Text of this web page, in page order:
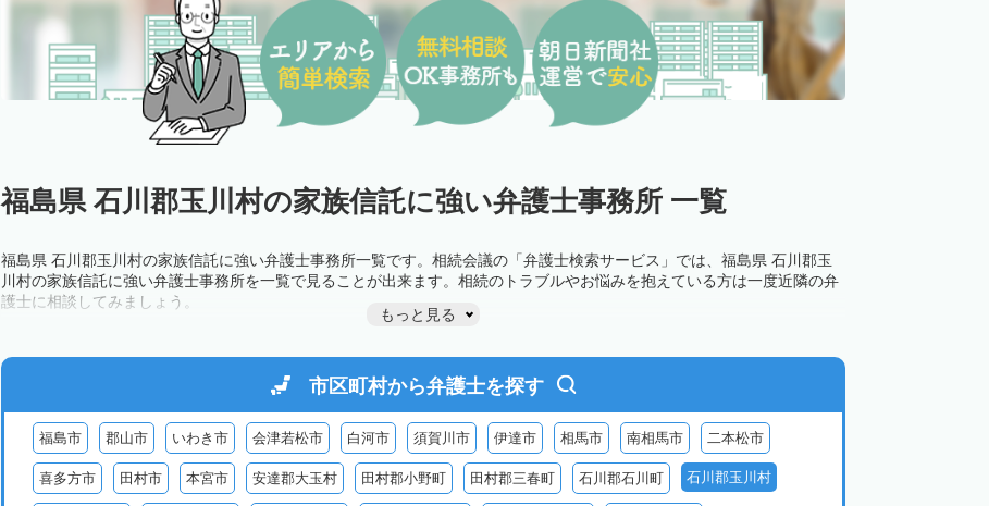
福島県 石川郡玉川村の家族信託に強い弁護士事務所 一覧
福島県 石川郡玉川村の家族信託に強い弁護士事務所一覧です。相続会議の「弁護士検索サービス」では、福島県 石川郡玉
川村の家族信託に強い弁護士事務所を一覧で見ることが出来ます。相続のトラブルやお悩みを抱えている方は一度近隣の弁
護士に相談してみましょう。
もっと見る
市区町村から弁護士を探す
福島市 郡山市 いわき市 会津若松市 白河市 須賀川市 伊達市 相馬市 南相馬市 二本松市
喜多方市 田村市 本宮市 安達郡大玉村 田村郡小野町 田村郡三春町 石川郡石川町 石川郡玉川村